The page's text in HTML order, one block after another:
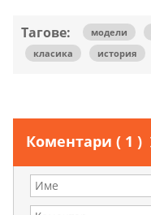
Тагове: модели
класика
история
Коментари ( 1 )